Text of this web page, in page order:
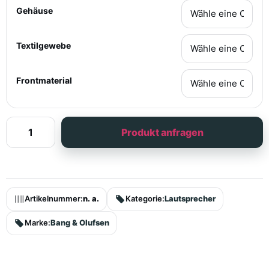
Gehäuse
Textilgewebe
Frontmaterial
Produkt anfragen
Artikelnummer:n. a. Kategorie:Lautsprecher
Marke:Bang & Olufsen